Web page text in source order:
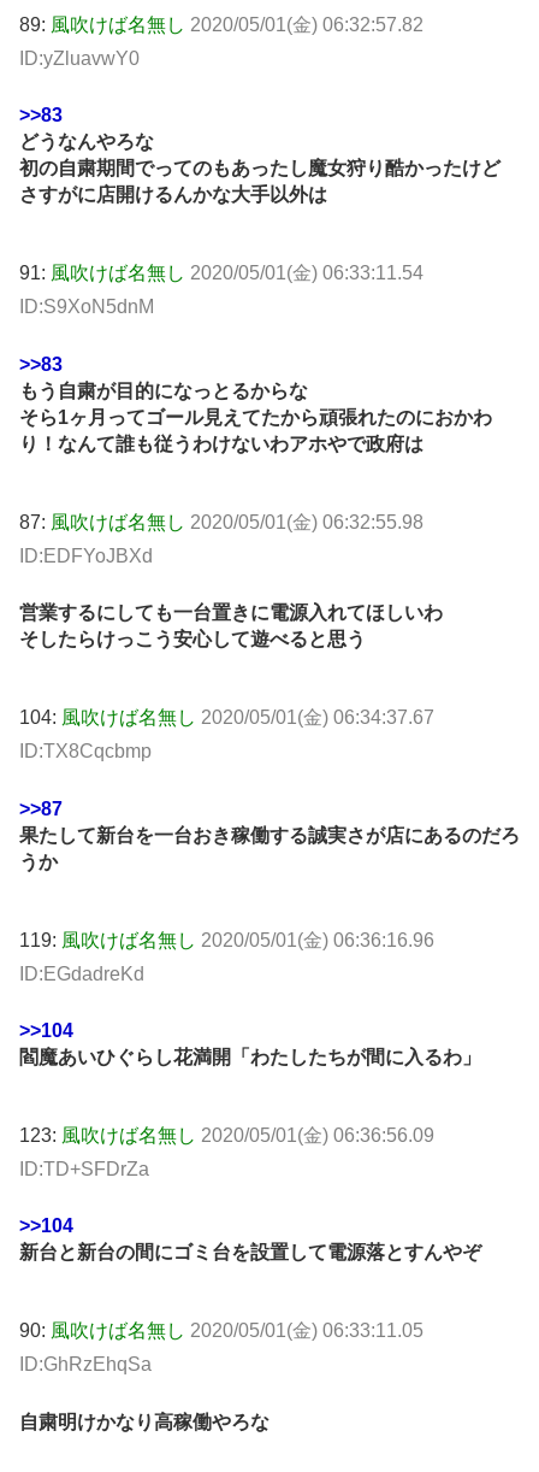
89: 風吹けば名無し 2020/05/01(金) 06:32:57.82
ID:yZluavwY0
>>83
どうなんやろな
初の自粛期間でってのもあったし魔女狩り酷かったけど
さすがに店開けるんかな大手以外は
91: 風吹けば名無し 2020/05/01(金) 06:33:11.54
ID:S9XoN5dnM
>>83
もう自粛が目的になっとるからな
そら1ヶ月ってゴール見えてたから頑張れたのにおかわ
り！なんて誰も従うわけないわアホやで政府は
87: 風吹けば名無し 2020/05/01(金) 06:32:55.98
ID:EDFYoJBXd
営業するにしても一台置きに電源入れてほしいわ
そしたらけっこう安心して遊べると思う
104: 風吹けば名無し 2020/05/01(金) 06:34:37.67
ID:TX8Cqcbmp
>>87
果たして新台を一台おき稼働する誠実さが店にあるのだろ
うか
119: 風吹けば名無し 2020/05/01(金) 06:36:16.96
ID:EGdadreKd
>>104
閻魔あいひぐらし花満開「わたしたちが間に入るわ」
123: 風吹けば名無し 2020/05/01(金) 06:36:56.09
ID:TD+SFDrZa
>>104
新台と新台の間にゴミ台を設置して電源落とすんやぞ
90: 風吹けば名無し 2020/05/01(金) 06:33:11.05
ID:GhRzEhqSa
自粛明けかなり高稼働やろな